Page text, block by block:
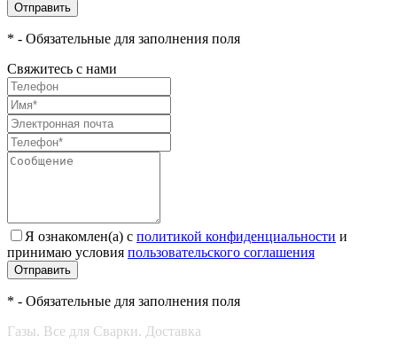
Отправить
* - Обязательные для заполнения поля
Свяжитесь с нами
Я ознакомлен(а) с политикой конфиденциальности и
принимаю условия пользовательского соглашения
Отправить
* - Обязательные для заполнения поля
Газы. Все для Сварки. Доставка